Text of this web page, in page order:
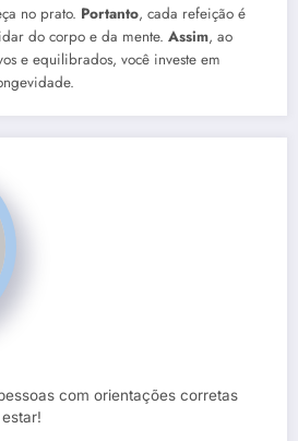
no prato. Portanto, cada refeição é
do corpo e da mente. Assim, ao
e equilibrados, você investe em
com orientações corretas